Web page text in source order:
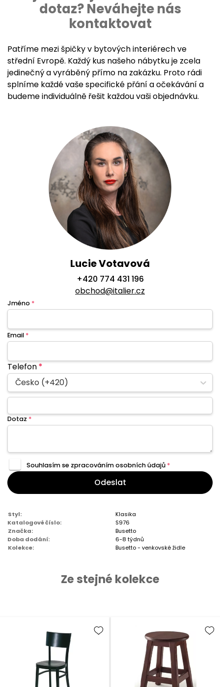
dotaz? Neváhejte nás
kontaktovat
Patříme mezi špičky v bytových interiérech ve
střední Evropě. Každý kus našeho nábytku je zcela
jedinečný a vyráběný přímo na zakázku. Proto rádi
splníme každé vaše specifické přání a očekávání a
budeme individuálně řešit každou vaši objednávku.
Lucie Votavová
+420 774 431 196
obchod@italier.cz
Jméno *
Email *
Telefon*
Česko (+420)
Dotaz *
Souhlasím se zpracovánímosobních údajů *
Odeslat
Styl:
Klasika
Katalogové číslo:
S976
Značka:
Busetto
Doba dodání:
6-8 týdnů
Kolekce:
Busetto - venkovské židle
Ze stejné kolekce